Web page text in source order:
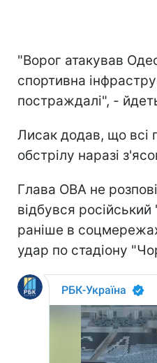
"Ворог атакував
спортивна
постраждалі", -
Лисак додав, що всі
обстрілу наразі
Глава ОВА не
відбувся російський
раніше в
удар по стадіону